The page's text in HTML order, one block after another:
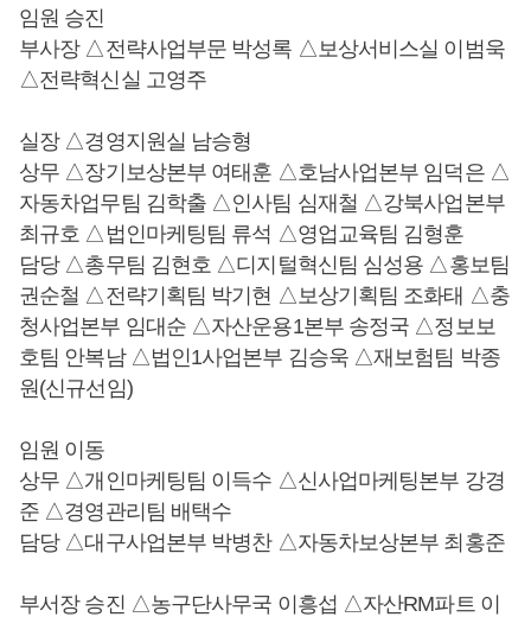
임원 승진
부사장 △전략사업부문 박성록 △보상서비스실 이범욱
△전략혁신실 고영주
실장 △경영지원실 남승형
상무 △장기보상본부 여태훈 △호남사업본부 임덕은 △
자동차업무팀 김학출 △인사팀 심재철 △강북사업본부
최규호 △법인마케팅팀 류석 △영업교육팀 김형훈
담당 △총무팀 김현호 △디지털혁신팀 심성용 △홍보팀
권순철 △전략기획팀 박기현 △보상기획팀 조화태 △충
청사업본부 임대순 △자산운용1본부 송정국 △정보보
호팀 안복남 △법인1사업본부 김승욱 △재보험팀 박종
원(신규선임)
임원 이동
상무 △개인마케팅팀 이득수 △신사업마케팅본부 강경
준 △경영관리팀 배택수
담당 △대구사업본부 박병찬 △자동차보상본부 최홍준
부서장 승진 △농구단사무국 이흥섭 △자산RM파트 이